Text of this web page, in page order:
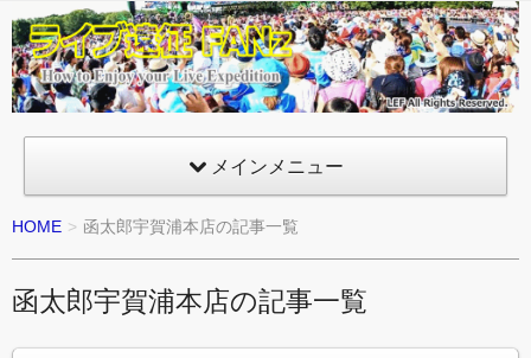
ライ
ブ遠
征
FANz
メインメニュー
HOME 函太郎宇賀浦本店の記事一覧
函太郎宇賀浦本店の記事一覧